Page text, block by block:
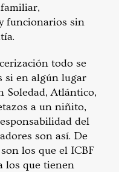
funcionarios sin
todo se
si en algún lugar
Soledad, Atlántico,
a un niñito,
del
son así. De
los que el ICBF
los que tienen